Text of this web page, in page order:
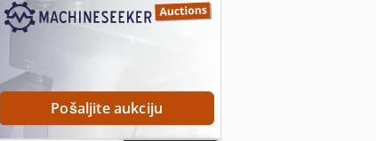
Pošaljite aukciju